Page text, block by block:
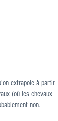
extrapole à partir
(où les chevaux
non.